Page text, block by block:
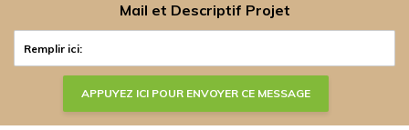
Mail et Descriptif Projet